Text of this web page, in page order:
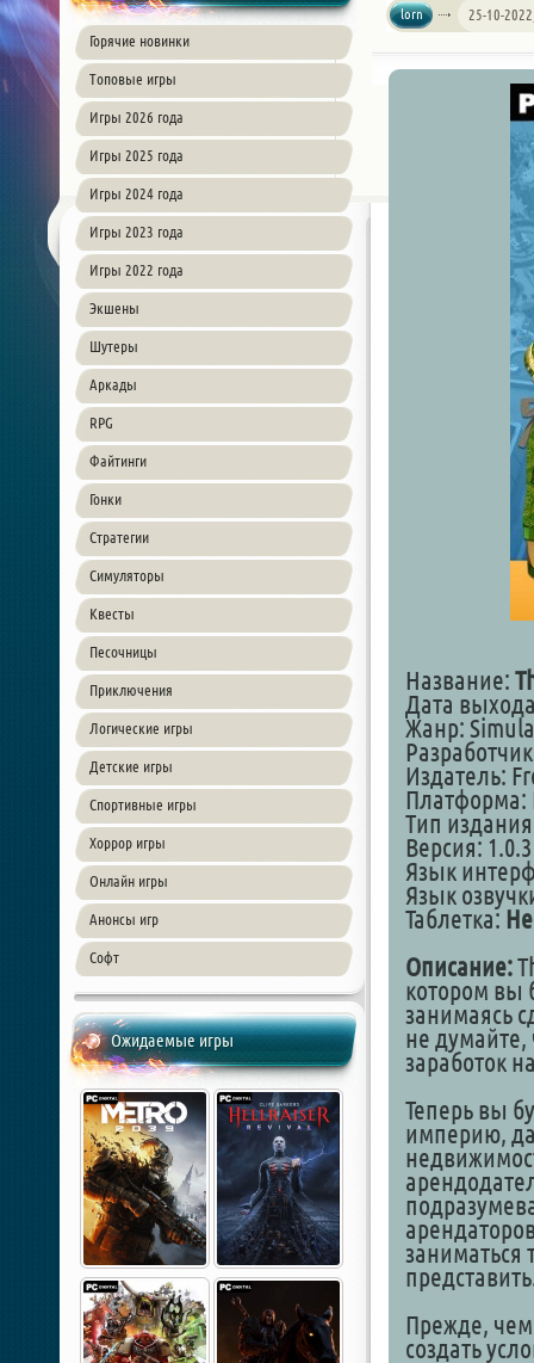
Горячие новинки
Топовые игры
Игры 2026 года
Игры 2025 года
Игры 2024 года
Игры 2023 года
Игры 2022 года
Экшены
Шутеры
Аркады
RPG
Файтинги
Гонки
Стратегии
Симуляторы
Квесты
Песочницы
Приключения
Логические игры
Детские игры
Спортивные игры
Хоррор игры
Онлайн игры
Анонсы игр
Софт
Ожидаемые игры
lorn 25-10-
Название:
Дата
Жанр:
Издатель:
Платформа:
Тип
Версия: 1.0.3
Язык
Язык
Таблетка:
Описание:
котором вы
занимаясь
не думайте,
заработок
Теперь вы
империю,
заниматься
Прежде,
создать